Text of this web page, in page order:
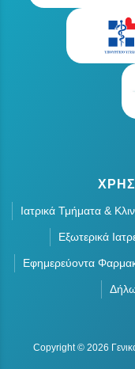
Ιατρικά Τμήματα &
Εξωτερικά
Εφημερεύοντα
Copyright © 2026